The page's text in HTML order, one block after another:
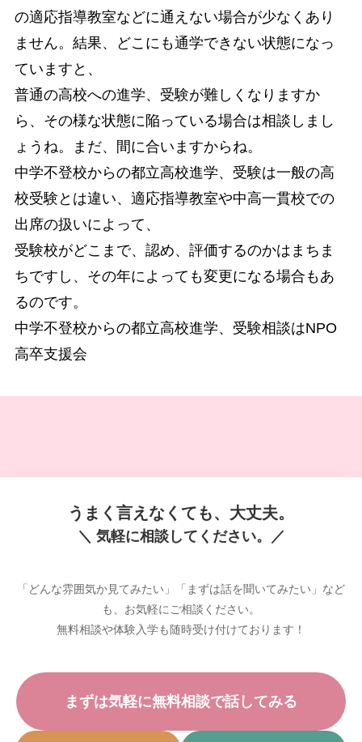
の適応指導教室などに通えない場合が少なくあり
ません。結果、どこにも通学できない状態になっ
ていますと、
普通の高校への進学、受験が難しくなりますか
ら、その様な状態に陥っている場合は相談しまし
ょうね。まだ、間に合いますからね。
中学不登校からの都立高校進学、受験は一般の高
校受験とは違い、適応指導教室や中高一貫校での
出席の扱いによって、
受験校がどこまで、認め、評価するのかはまちま
ちですし、その年によっても変更になる場合もあ
るのです。
中学不登校からの都立高校進学、受験相談はNPO
高卒支援会
うまく言えなくても、大丈夫。
＼ 気軽に相談してください。／
「どんな雰囲気か見てみたい」「まずは話を聞いてみたい」など
も、お気軽にご相談ください。
無料相談や体験入学も随時受け付けております！
まずは気軽に無料相談で話してみる